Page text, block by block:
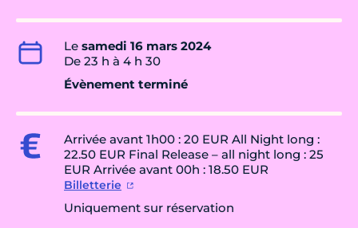
Le samedi 16 mars 2024
De 23 h à 4 h 30
Évènement terminé
Arrivée avant 1h00 : 20 EUR All Night long :
22.50 EUR Final Release – all night long : 25
EUR Arrivée avant 00h : 18.50 EUR
Billetterie
Uniquement sur réservation